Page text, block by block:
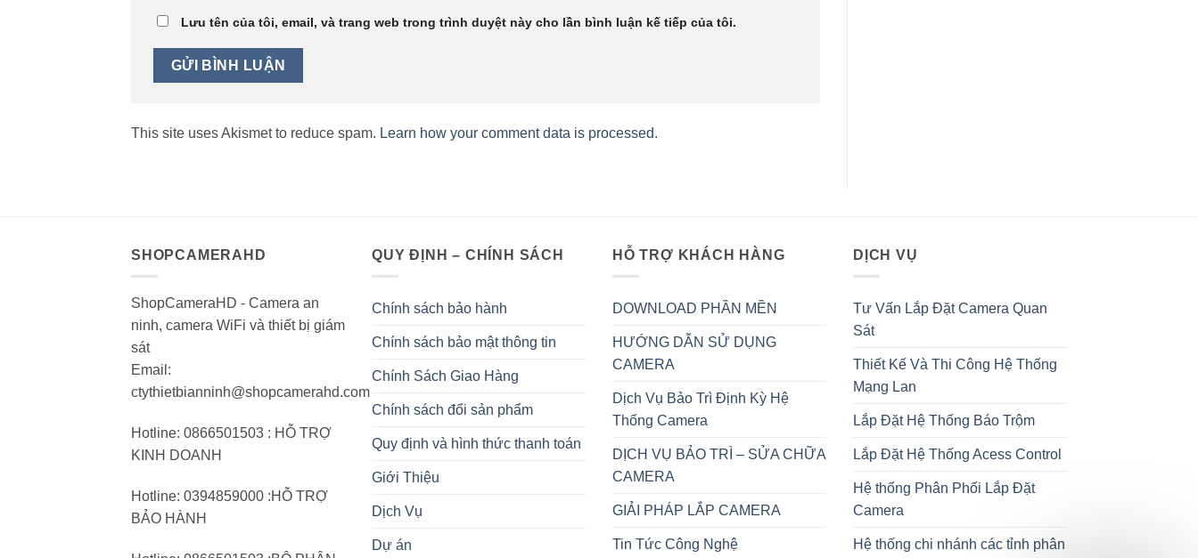
Lưu tên của tôi, email, và trang web trong trình duyệt này cho lần bình luận kế tiếp của tôi.
This site uses Akismet to reduce spam. Learn how your comment data is processed.
SHOPCAMERAHD
ShopCameraHD - Camera an
ninh, camera WiFi và thiết bị giám
sát
Email:
ctythietbianninh@shopcamerahd.com
Hotline: 0866501503 : HỖ TRỢ
KINH DOANH
Hotline: 0394859000 :HỖ TRỢ
BẢO HÀNH
QUY ĐỊNH – CHÍNH SÁCH
Chính sách bảo hành
Chính sách bảo mật thông tin
Chính Sách Giao Hàng
Chính sách đổi sản phẩm
Quy định và hình thức thanh toán
Giới Thiệu
Dịch Vụ
Dự án
HỖ TRỢ KHÁCH HÀNG
DOWNLOAD PHẦN MỀN
HƯỚNG DẪN SỬ DỤNG
CAMERA
Dịch Vụ Bảo Trì Định Kỳ Hệ
Thống Camera
DỊCH VỤ BẢO TRÌ – SỬA CHỮA
CAMERA
GIẢI PHÁP LẮP CAMERA
Tin Tức Công Nghệ
DỊCH VỤ
Tư Vấn Lắp Đặt Camera Quan
Sát
Thiết Kế Và Thi Công Hệ Thống
Mạng Lan
Lắp Đặt Hệ Thống Báo Trộm
Lắp Đặt Hệ Thống Acess Control
Hệ thống Phân Phối Lắp Đặt
Camera
Hệ thống chi nhánh các tỉnh phân